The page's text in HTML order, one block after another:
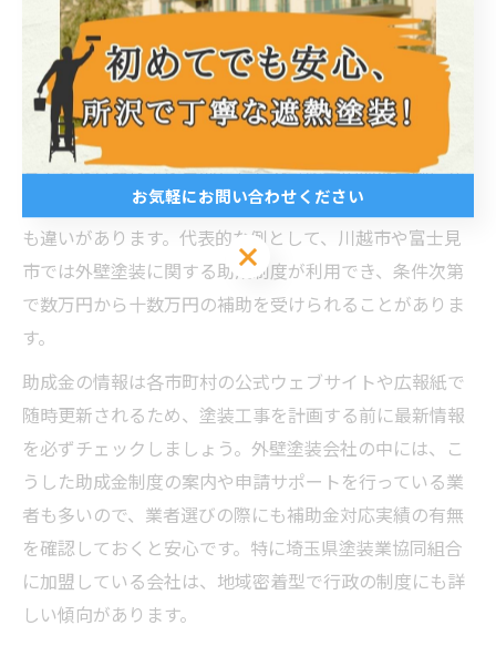
外壁塗装の助成金制度を埼玉県でしっかり確認
外壁塗装を検討する際、埼玉県内では各市区町村ごとに
助成金や補助金の制度内容が異なるため、まずは自治体
の最新情報を確認することが重要です。多くの自治体で
省エネや景観保全を目的とした外壁塗装の助成金制度が
設けられており、申請期間や対象工事、補助対象金額に
も違いがあります。代表的な例として、川越市や富士見
市では外壁塗装に関する助成制度が利用でき、条件次第
で数万円から十数万円の補助を受けられることがありま
す。
助成金の情報は各市町村の公式ウェブサイトや広報紙で
随時更新されるため、塗装工事を計画する前に最新情報
を必ずチェックしましょう。外壁塗装会社の中には、こ
うした助成金制度の案内や申請サポートを行っている業
者も多いので、業者選びの際にも補助金対応実績の有無
を確認しておくと安心です。特に埼玉県塗装業協同組合
に加盟している会社は、地域密着型で行政の制度にも詳
しい傾向があります。
お気軽にお問い合わせください
お気軽にお問い合わせください